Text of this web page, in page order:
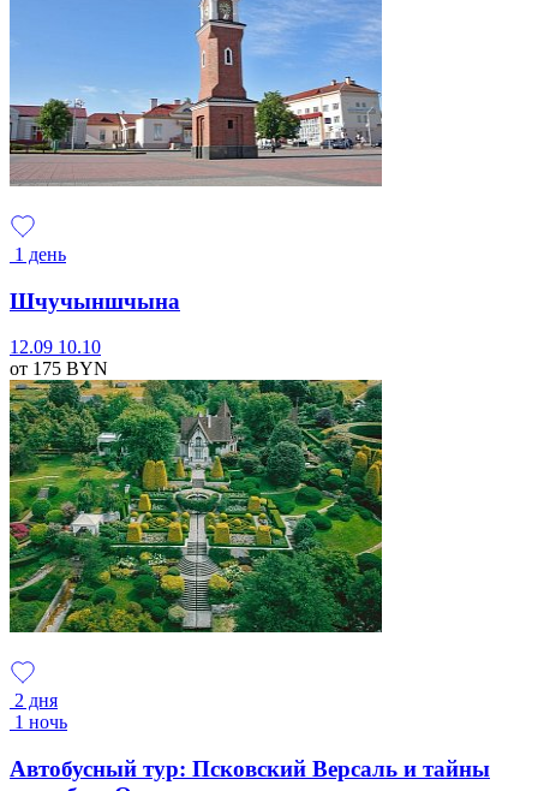
1 день
Шчучыншчына
12.09 10.10
от 175 BYN
2 дня
1 ночь
Автобусный тур: Псковский Версаль и тайны